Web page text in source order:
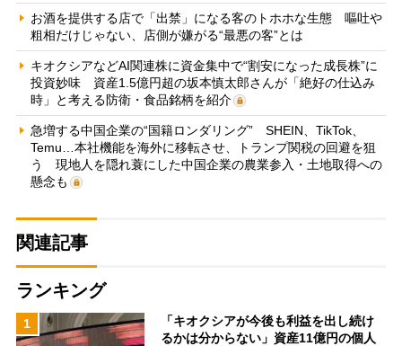
お酒を提供する店で「出禁」になる客のトホホな生態 嘔吐や
粗相だけじゃない、店側が嫌がる“最悪の客”とは
キオクシアなどAI関連株に資金集中で“割安になった成長株”に
投資妙味 資産1.5億円超の坂本慎太郎さんが「絶好の仕込み
時」と考える防衛・食品銘柄を紹介
急増する中国企業の“国籍ロンダリング” SHEIN、TikTok、
Temu…本社機能を海外に移転させ、トランプ関税の回避を狙
う 現地人を隠れ蓑にした中国企業の農業参入・土地取得への
懸念も
関連記事
ランキング
1
「キオクシアが今後も利益を出し続け
るかは分からない」資産11億円の個人